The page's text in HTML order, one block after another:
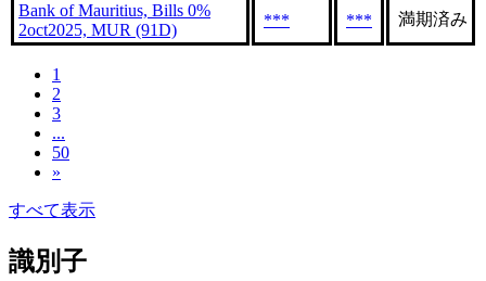
Bank of Mauritius, Bills 0%
2oct2025, MUR (91D)
*** *** 満期済み
1
2
3
...
50
»
すべて表示
識別子